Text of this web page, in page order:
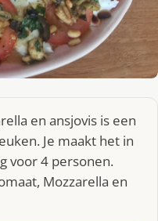
en ansjovis is een
Je maakt het in
voor 4 personen.
Mozzarella en